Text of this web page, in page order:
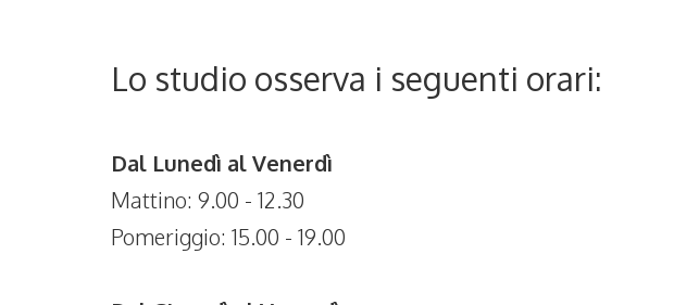
Lo studio osserva i seguenti orari:
Dal Lunedì al Venerdì
Mattino: 9.00 - 12.30
Pomeriggio: 15.00 - 19.00